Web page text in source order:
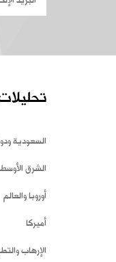
السعودية
الشرق الأوسط
أوروبا والعالم
أميركا
الإرهاب